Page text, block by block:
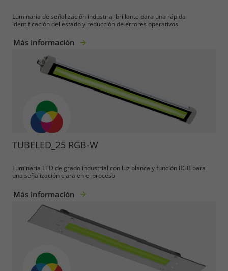
Luminaria de señalización industrial brillante para una rápida
identificación del estado y reducción de errores operativos
Más información
TUBELED_25 RGB-W
Luminaria LED de grado industrial con luz blanca y función RGB para
una señalización clara en el proceso
Más información